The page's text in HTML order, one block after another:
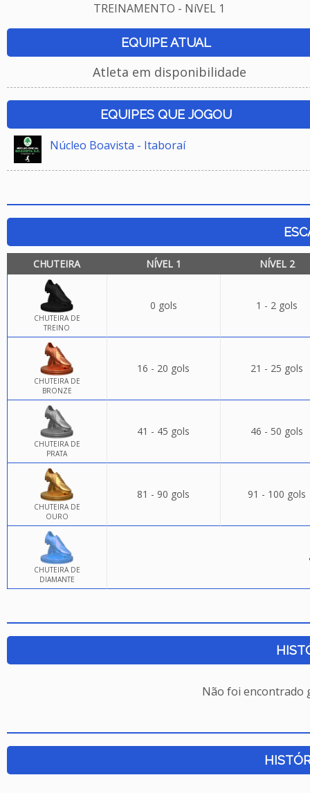
TREINAMENTO - NíVEL 1
EQUIPE ATUAL
Atleta em disponibilidade
EQUIPES QUE JOGOU
Núcleo Boavista - Itaboraí
CHUTEIRA NÍVEL 1 NÍVEL 2
CHUTEIRA DE
TREINO
0 gols 1 - 2 gols
CHUTEIRA DE
BRONZE
16 - 20 gols 21 - 25 gols
CHUTEIRA DE
PRATA
41 - 45 gols 46 - 50 gols
CHUTEIRA DE
OURO
81 - 90 gols 91 - 100 gols
CHUTEIRA DE
DIAMANTE
Não foi encontrado